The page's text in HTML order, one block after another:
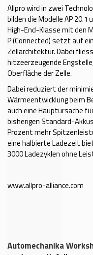
Allpro wird in zwei
bilden die Modelle AP 20.1
High-End-Klasse mit den
P (Connected) setzt auf
Zellarchitektur. Dabei
hitzeerzeugende
Oberfläche der Zelle.
Dabei reduziert der
Wärmeentwicklung beim
auch eine Hauptursache
bisherigen Standard-
Prozent mehr
eine halbierte Ladezeit
3000 Ladezyklen ohne
www.allpro-alliance.com
Automechanika